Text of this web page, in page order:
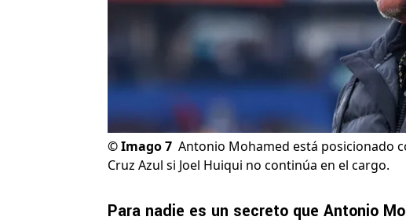
©Imago 7 Antonio Mohamed está posicionado
Cruz Azul si Joel Huiqui no continúa en el cargo.
Para nadie es un secreto que Antonio